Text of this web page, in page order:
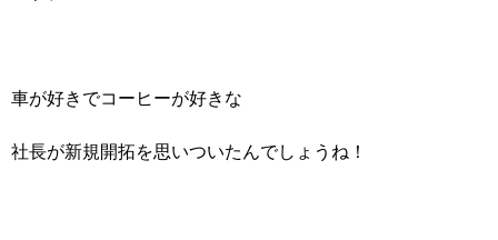
車が好きでコーヒーが好きな
社長が新規開拓を思いついたんでしょうね！